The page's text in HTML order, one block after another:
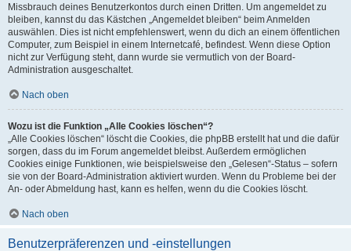
Missbrauch deines Benutzerkontos durch einen Dritten. Um angemeldet zu
bleiben, kannst du das Kästchen „Angemeldet bleiben“ beim Anmelden
auswählen. Dies ist nicht empfehlenswert, wenn du dich an einem öffentlichen
Computer, zum Beispiel in einem Internetcafé, befindest. Wenn diese Option
nicht zur Verfügung steht, dann wurde sie vermutlich von der Board-
Administration ausgeschaltet.
Nach oben
Wozu ist die Funktion „Alle Cookies löschen“?
„Alle Cookies löschen“ löscht die Cookies, die phpBB erstellt hat und die dafür
sorgen, dass du im Forum angemeldet bleibst. Außerdem ermöglichen
Cookies einige Funktionen, wie beispielsweise den „Gelesen“-Status – sofern
sie von der Board-Administration aktiviert wurden. Wenn du Probleme bei der
An- oder Abmeldung hast, kann es helfen, wenn du die Cookies löscht.
Nach oben
Benutzerpräferenzen und -einstellungen